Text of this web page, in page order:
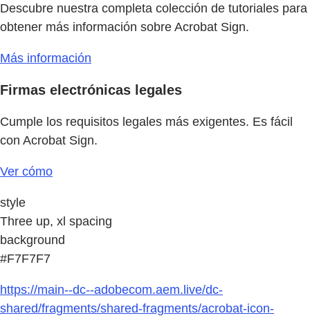
Descubre nuestra completa colección de tutoriales para
obtener más información sobre Acrobat Sign.
Más información
Firmas electrónicas legales
Cumple los requisitos legales más exigentes. Es fácil
con Acrobat Sign.
Ver cómo
style
Three up, xl spacing
background
#F7F7F7
https://main--dc--adobecom.aem.live/dc-
shared/fragments/shared-fragments/acrobat-icon-